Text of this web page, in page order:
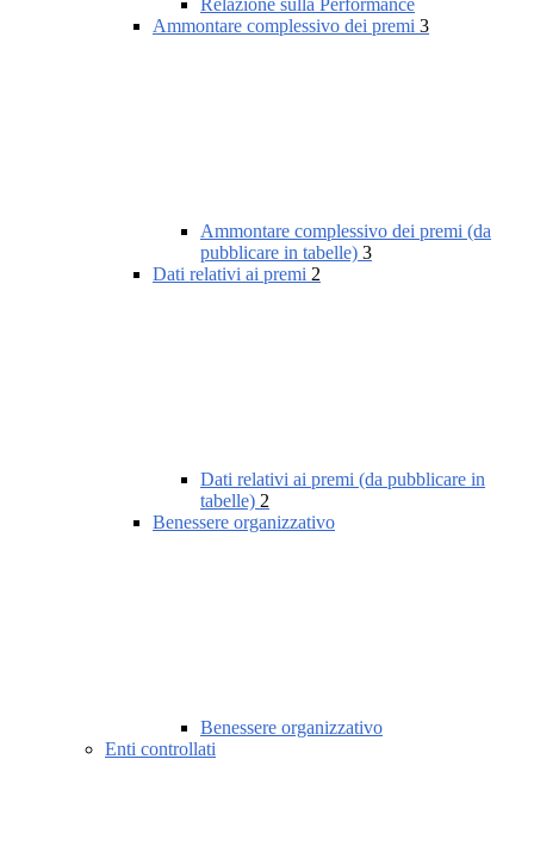
Relazione sulla Performance
Ammontare complessivo dei premi 3
Ammontare complessivo dei premi (da
pubblicare in tabelle) 3
Dati relativi ai premi 2
Dati relativi ai premi (da pubblicare in
tabelle) 2
Benessere organizzativo
Benessere organizzativo
Enti controllati